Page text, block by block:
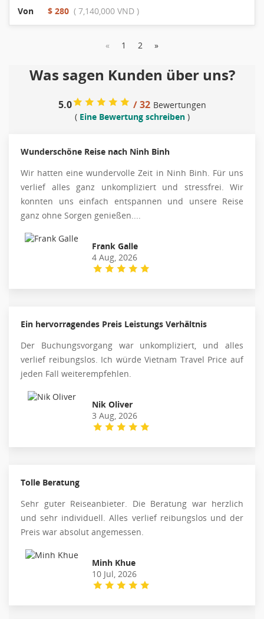
Von $ 280 ( 7,140,000 VND )
« 1 2 »
Was sagen Kunden über uns?
5.0 / 32 Bewertungen
( Eine Bewertung schreiben)
Wunderschöne Reise nach Ninh Binh
Wir hatten eine wundervolle Zeit in Ninh Binh. Für uns
verlief alles ganz unkompliziert und stressfrei. Wir
konnten uns einfach entspannen und unsere Reise
ganz ohne Sorgen genießen....
Frank Galle
4 Aug, 2026
Ein hervorragendes Preis Leistungs Verhältnis
Der Buchungsvorgang war unkompliziert, und alles
verlief reibungslos. Ich würde Vietnam Travel Price auf
jeden Fall weiterempfehlen.
Nik Oliver
3 Aug, 2026
Tolle Beratung
Sehr guter Reiseanbieter. Die Beratung war herzlich
und sehr individuell. Alles verlief reibungslos und der
Preis war absolut angemessen.
Minh Khue
10 Jul, 2026